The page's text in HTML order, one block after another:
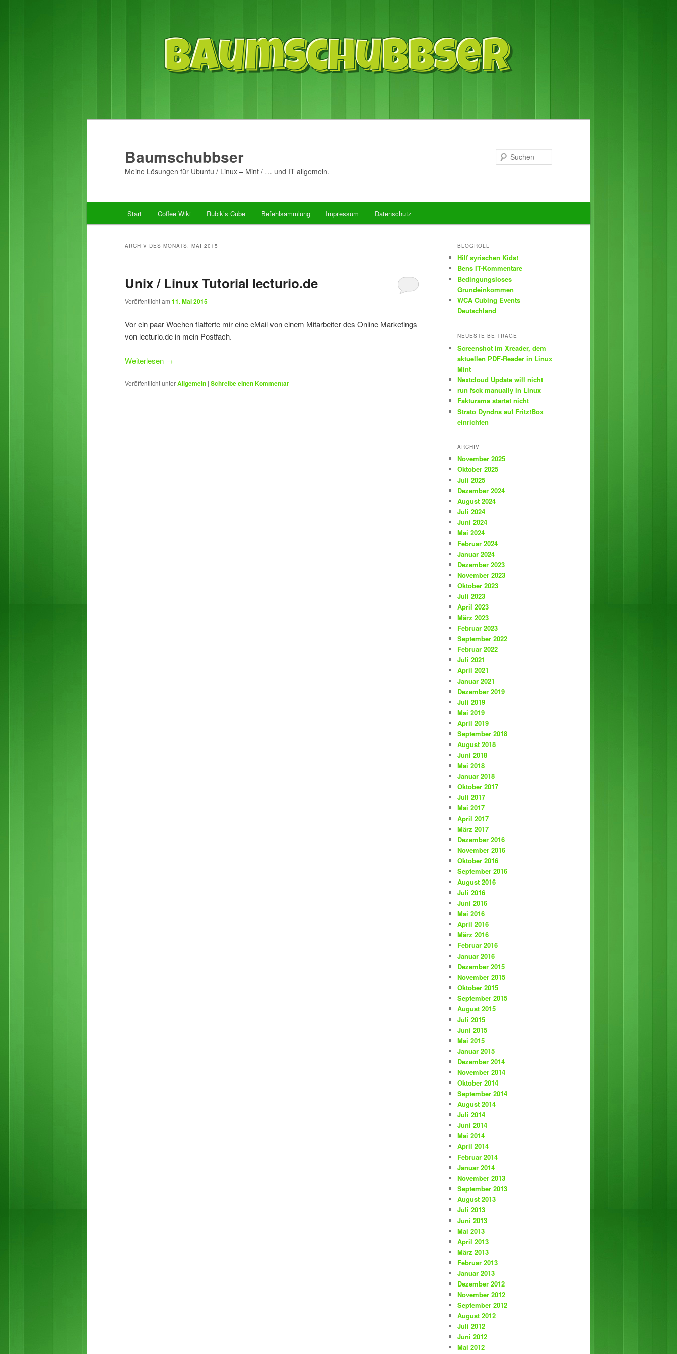
Baumschubbser
Meine Lösungen für Ubuntu / Linux – Mint / … und IT allgemein.
Zum
springen
Zum
springen
Start Coffee Wiki Rubik’s Cube Befehlsammlung Impressum Datenschutz
ARCHIV DES MONATS: MAI 2015
Unix / Linux Tutorial lecturio.de
Veröffentlicht am 11. Mai 2015
Vor ein paar Wochen flatterte mir eine eMail von einem Mitarbeiter des Online Marketings
von lecturio.de in mein Postfach.
Weiterlesen →
Veröffentlicht unterAllgemein | Schreibe einen Kommentar
BLOGROLL
Hilf syrischen Kids!
Bens IT-Kommentare
Bedingungsloses
Grundeinkommen
WCA Cubing Events
Deutschland
NEUESTE BEITRÄGE
Screenshot im Xreader, dem
aktuellen PDF-Reader in Linux
Mint
Nextcloud Update will nicht
run fsck manually in Linux
Fakturama startet nicht
Strato Dyndns auf Fritz!Box
einrichten
ARCHIV
November 2025
Oktober 2025
Juli 2025
Dezember 2024
August 2024
Juli 2024
Juni 2024
Mai 2024
Februar 2024
Januar 2024
Dezember 2023
November 2023
Oktober 2023
Juli 2023
April 2023
März 2023
Februar 2023
September 2022
Februar 2022
Juli 2021
April 2021
Januar 2021
Dezember 2019
Juli 2019
Mai 2019
April 2019
September 2018
August 2018
Juni 2018
Mai 2018
Januar 2018
Oktober 2017
Juli 2017
Mai 2017
April 2017
März 2017
Dezember 2016
November 2016
Oktober 2016
September 2016
August 2016
Juli 2016
Juni 2016
Mai 2016
April 2016
März 2016
Februar 2016
Januar 2016
Dezember 2015
November 2015
Oktober 2015
September 2015
August 2015
Juli 2015
Juni 2015
Mai 2015
Januar 2015
Dezember 2014
November 2014
Oktober 2014
September 2014
August 2014
Juli 2014
Juni 2014
Mai 2014
April 2014
Februar 2014
Januar 2014
November 2013
September 2013
August 2013
Juli 2013
Juni 2013
Mai 2013
April 2013
März 2013
Februar 2013
Januar 2013
Dezember 2012
November 2012
September 2012
August 2012
Juli 2012
Juni 2012
Mai 2012